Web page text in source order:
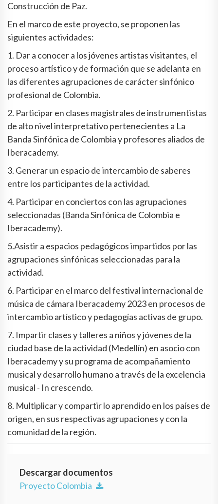
Construcción de Paz.
En el marco de este proyecto, se proponen las
siguientes actividades:
1. Dar a conocer a los jóvenes artistas visitantes, el
proceso artístico y de formación que se adelanta en
las diferentes agrupaciones de carácter sinfónico
profesional de Colombia.
2. Participar en clases magistrales de instrumentistas
de alto nivel interpretativo pertenecientes a La
Banda Sinfónica de Colombia y profesores aliados de
Iberacademy.
3. Generar un espacio de intercambio de saberes
entre los participantes de la actividad.
4. Participar en conciertos con las agrupaciones
seleccionadas (Banda Sinfónica de Colombia e
Iberacademy).
5.Asistir a espacios pedagógicos impartidos por las
agrupaciones sinfónicas seleccionadas para la
actividad.
6. Participar en el marco del festival internacional de
música de cámara Iberacademy 2023 en procesos de
intercambio artístico y pedagogías activas de grupo.
7. Impartir clases y talleres a niños y jóvenes de la
ciudad base de la actividad (Medellín) en asocio con
Iberacademy y su programa de acompañamiento
musical y desarrollo humano a través de la excelencia
musical - In crescendo.
8. Multiplicar y compartir lo aprendido en los países de
origen, en sus respectivas agrupaciones y con la
comunidad de la región.
Descargar documentos
Proyecto Colombia